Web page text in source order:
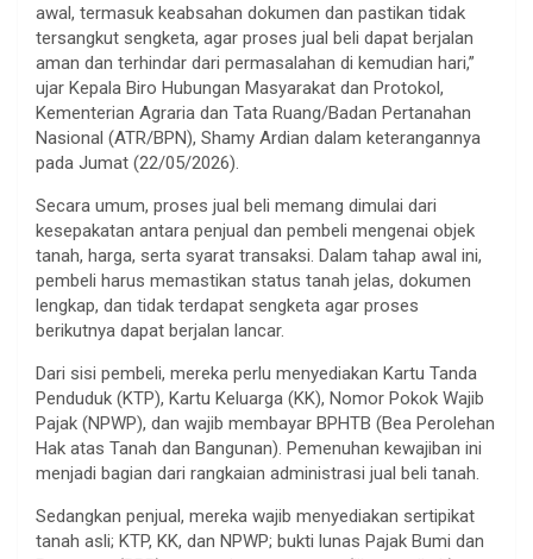
awal, termasuk keabsahan dokumen dan pastikan tidak
tersangkut sengketa, agar proses jual beli dapat berjalan
aman dan terhindar dari permasalahan di kemudian hari,”
ujar Kepala Biro Hubungan Masyarakat dan Protokol,
Kementerian Agraria dan Tata Ruang/Badan Pertanahan
Nasional (ATR/BPN), Shamy Ardian dalam keterangannya
pada Jumat (22/05/2026).
Secara umum, proses jual beli memang dimulai dari
kesepakatan antara penjual dan pembeli mengenai objek
tanah, harga, serta syarat transaksi. Dalam tahap awal ini,
pembeli harus memastikan status tanah jelas, dokumen
lengkap, dan tidak terdapat sengketa agar proses
berikutnya dapat berjalan lancar.
Dari sisi pembeli, mereka perlu menyediakan Kartu Tanda
Penduduk (KTP), Kartu Keluarga (KK), Nomor Pokok Wajib
Pajak (NPWP), dan wajib membayar BPHTB (Bea Perolehan
Hak atas Tanah dan Bangunan). Pemenuhan kewajiban ini
menjadi bagian dari rangkaian administrasi jual beli tanah.
Sedangkan penjual, mereka wajib menyediakan sertipikat
tanah asli; KTP, KK, dan NPWP; bukti lunas Pajak Bumi dan